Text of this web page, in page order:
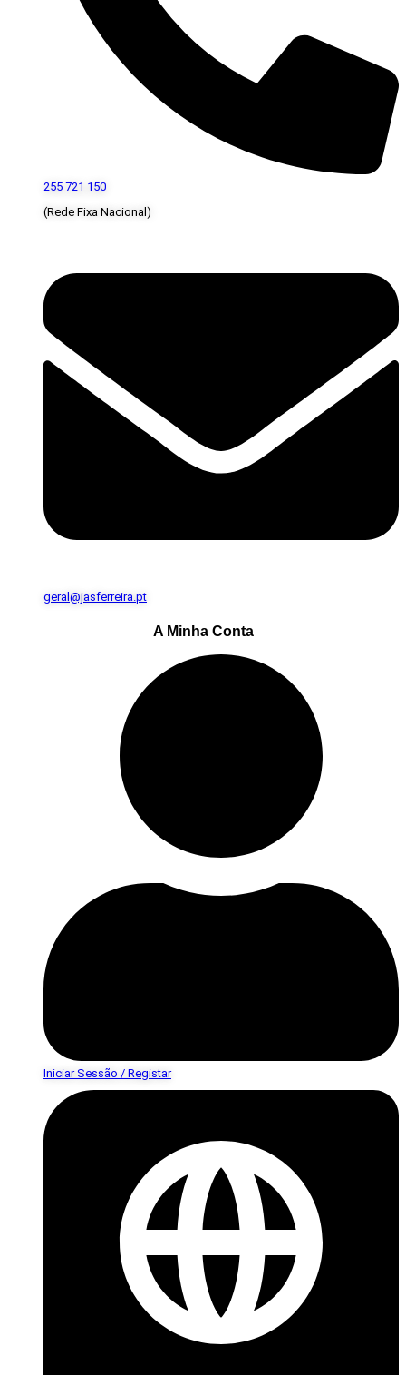
255 721 150
(Rede Fixa Nacional)
geral@jasferreira.pt
A Minha Conta
Iniciar Sessão / Registar